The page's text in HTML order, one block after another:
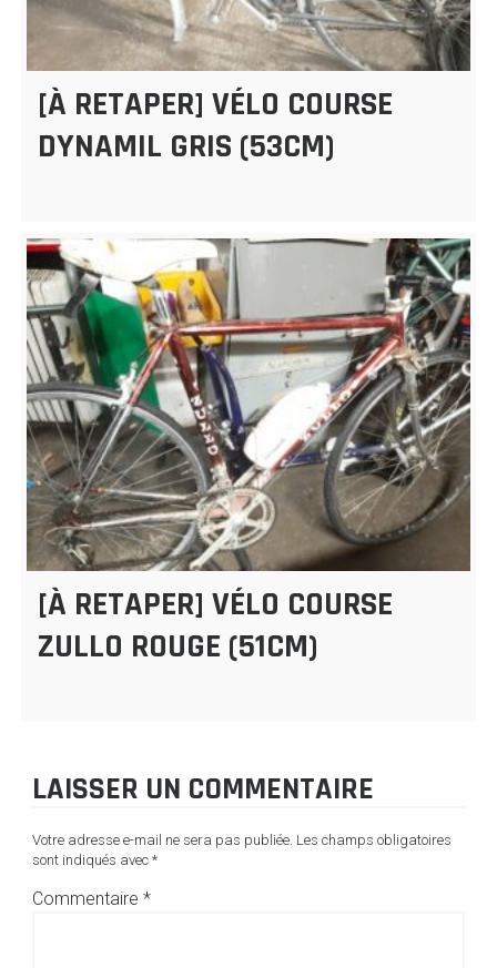
[À RETAPER] VÉLO COURSE
DYNAMIL GRIS (53CM)
[À RETAPER] VÉLO COURSE
ZULLO ROUGE (51CM)
LAISSER UN COMMENTAIRE
Votre adresse e-mail ne sera pas publiée. Les champs obligatoires
sont indiqués avec *
Commentaire *